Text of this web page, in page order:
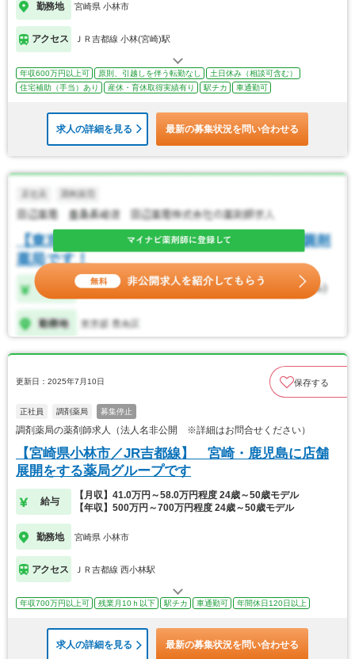
勤務地 宮崎県 小林市
アクセス ＪＲ吉都線 小林(宮崎)駅
年収600万円以上可 原則、引越しを伴う転勤なし
土日休み（相談可含む）
住宅補助（手当）あり
産休・育休取得実績有り 駅チカ 車通勤可
求人の詳細を見る 最新の募集状況を問い合わせる
更新日：2025年7月10日 保存する
正社員 調剤薬局 募集停止
調剤薬局の薬剤師求人（法人名非公開 ※詳細はお問合せください）
【宮崎県小林市／JR吉都線】 宮崎・鹿児島に店舗
展開をする薬局グループです
給与
【月収】41.0万円～58.0万円程度 24歳～50歳モデル
【年収】500万円～700万円程度 24歳～50歳モデル
勤務地 宮崎県 小林市
アクセス ＪＲ吉都線 西小林駅
年収700万円以上可 残業月10ｈ以下 駅チカ 車通勤可 年間休日120日以上
求人の詳細を見る 最新の募集状況を問い合わせる